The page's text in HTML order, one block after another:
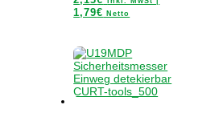
1,79€ Netto